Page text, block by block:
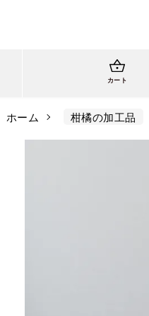
カート
ホーム 柑橘の加工品